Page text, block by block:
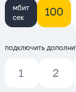
мбит
сек
100
подключить
1 2